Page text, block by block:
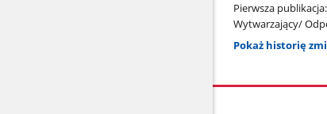
Pierwsza publikacja:
Wytwarzający/
Pokaż historię